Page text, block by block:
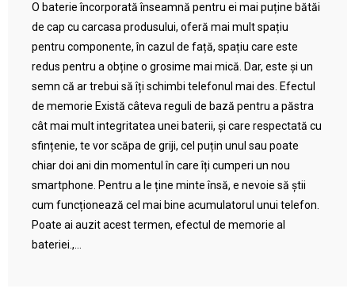
O baterie încorporată înseamnă pentru ei mai puține bătăi
de cap cu carcasa produsului, oferă mai mult spațiu
pentru componente, în cazul de față, spațiu care este
redus pentru a obține o grosime mai mică. Dar, este și un
semn că ar trebui să îți schimbi telefonul mai des. Efectul
de memorie Există câteva reguli de bază pentru a păstra
cât mai mult integritatea unei baterii, și care respectată cu
sfințenie, te vor scăpa de griji, cel puțin unul sau poate
chiar doi ani din momentul în care îți cumperi un nou
smartphone. Pentru a le ține minte însă, e nevoie să știi
cum funcționează cel mai bine acumulatorul unui telefon.
Poate ai auzit acest termen, efectul de memorie al
bateriei.,...